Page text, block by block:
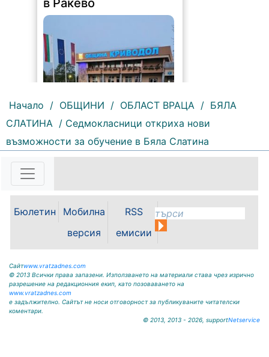
172 | 2026-08-07 10:30:18
ОБЩИНА КРИВОДОЛ ОБЛАСТ
ВРАЦА 3060 гр. Криводол,
ул.”Освобождение”№ 13, тел.
krivodol@mbox.is-bg.net ОБЯВА
чл. 14, ал. 7 от ЗОС; чл. 92, ал. 1...
Начало / ОБЩИНИ / ОБЛАСТ ВРАЦА / БЯЛА
СЛАТИНА / Седмокласници откриха нови
възможности за обучение в Бяла Слатина
Бюлетин
Мобилна
версия
RSS
емисии
Сайтwww.vratzadnes.com
© 2013 Всички права запазени. Използването на материали става чрез изрично
разрешение на редакционния екип, като позоваването на
www.vratzadnes.com
е задължително. Сайтът не носи отговорност за публикуваните читателски
коментари.
© 2013, 2013 - 2026, supportNetservice